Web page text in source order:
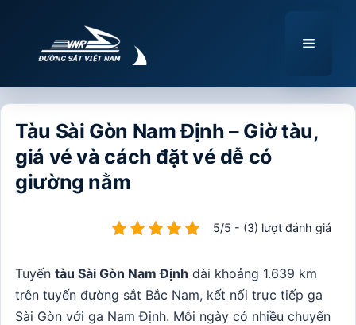
Menu
Tàu Sài Gòn Nam Định – Giờ tàu,
giá vé và cách đặt vé dễ có
giường nằm
5/5 - (3) lượt đánh giá
Tuyến tàu Sài Gòn Nam Định dài khoảng 1.639 km
trên tuyến đường sắt Bắc Nam, kết nối trực tiếp ga
Sài Gòn với ga Nam Định. Mỗi ngày có nhiều chuyến